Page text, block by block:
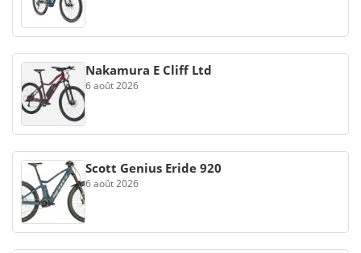
Nakamura E Cliff Ltd
6 août 2026
Scott Genius Eride 920
6 août 2026